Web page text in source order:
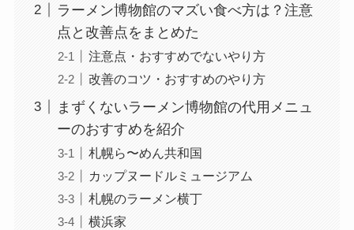
ラーメン博物館のマズい食べ方は？注意
点と改善点をまとめた
注意点・おすすめでないやり方
改善のコツ・おすすめのやり方
まずくないラーメン博物館の代用メニュ
ーのおすすめを紹介
札幌ら〜めん共和国
カップヌードルミュージアム
札幌のラーメン横丁
横浜家